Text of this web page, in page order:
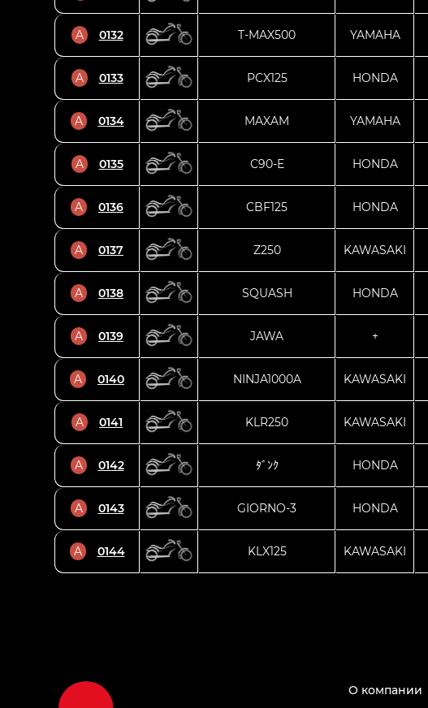
A 0132 T-MAX500 YAMAHA
A 0133 PCX125 HONDA
A 0134 MAXAM YAMAHA
A 0135 C90-E HONDA
A 0136 CBF125 HONDA
A 0137 Z250 KAWASAKI
A 0138 SQUASH HONDA
A 0139 JAWA +
A 0140 NINJA1000A KAWASAKI
A 0141 KLR250 KAWASAKI
A 0142 ﾀﾞﾝｸ HONDA
A 0143 GIORNO-3 HONDA
A 0144 KLX125 KAWASAKI
О компании